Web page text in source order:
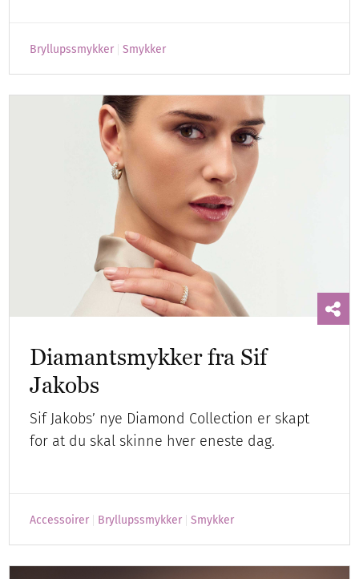
Bryllupssmykker Smykker
Diamantsmykker fra Sif
Jakobs
Sif Jakobs’ nye Diamond Collection er skapt
for at du skal skinne hver eneste dag.
Accessoirer Bryllupssmykker Smykker